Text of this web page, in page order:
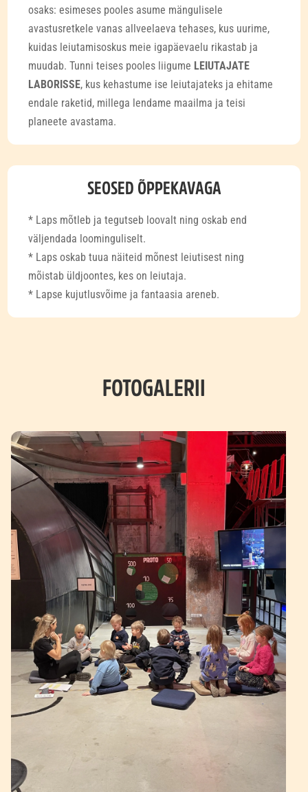
osaks: esimeses pooles asume mängulisele
avastusretkele vanas allveelaeva tehases, kus uurime,
kuidas leiutamisoskus meie igapäevaelu rikastab ja
muudab. Tunni teises pooles liigume LEIUTAJATE
LABORISSE, kus kehastume ise leiutajateks ja ehitame
endale raketid, millega lendame maailma ja teisi
planeete avastama.
SEOSED ÕPPEKAVAGA
* Laps mõtleb ja tegutseb loovalt ning oskab end
väljendada loominguliselt.
* Laps oskab tuua näiteid mõnest leiutisest ning
mõistab üldjoontes, kes on leiutaja.
* Lapse kujutlusvõime ja fantaasia areneb.
FOTOGALERII